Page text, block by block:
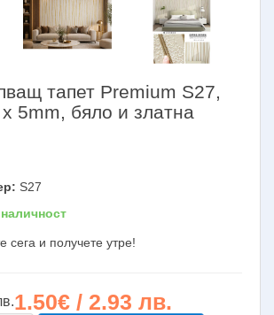
тапет Premium S27,
5mm, бяло и златна
S27
сега и получете утре!
1.50€ / 2.93 лв.